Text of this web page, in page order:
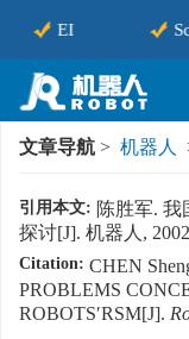
EI
文章导航 > 机器人
引用本文: 陈胜军. 我
探讨[J]. 机器人,
Citation: CHEN
PROBLEMS
ROBOTS′RSM[J].